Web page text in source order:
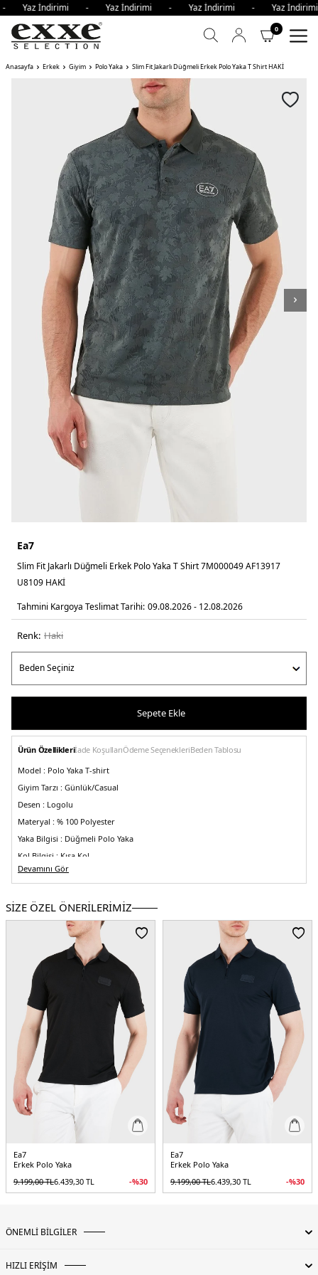
Yaz İndirimi - Yaz İndirimi - Yaz İndirimi - Yaz
0
Anasayfa Erkek Giyim Polo Yaka Slim Fit Jakarlı Düğmeli Erkek Polo Yaka T Shirt HAKİ
Ea7
Slim Fit Jakarlı Düğmeli Erkek Polo Yaka T Shirt 7M000049 AF13917
U8109 HAKİ
Tahmini Kargoya Teslimat Tarihi: 09.08.2026 - 12.08.2026
Renk: haki̇
Sepete Ekle
Ürün Özellikleriİade KoşullarıÖdeme SeçenekleriBeden Tablosu
Model : Polo Yaka T-shirt
Giyim Tarzı : Günlük/Casual
Desen : Logolu
Materyal : % 100 Polyester
Yaka Bilgisi : Düğmeli Polo Yaka
Kol Bilgisi : Kısa Kol
Kalıp Bilgisi :Slim Fit
Manken Ölçüsü :Boy 1.85 / Göğüs 98 / Bel 78 / Kalça 94 / Beden M
Üretim Yeri :Türkiye
5DY17M000049AF13917U8109.65
Devamını Gör
SİZE ÖZEL ÖNERİLERİMİZ
Ea7
Erkek Polo Yaka
9.199,00TL6.439,30 TL -%30
Ea7
Erkek Polo Yaka
9.199,00TL6.439,30 TL -%30
ÖNEMLİ BİLGİLER
HIZLI ERİŞİM